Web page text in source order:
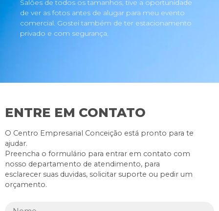
Salões de todos os tamanhos, tive a oportunidade
de ver as fotos antes de alugar para meu evento
comercial. Gostei também de ter estacionamento
privado e com segurança.
ENTRE EM CONTATO
O Centro Empresarial Conceição está pronto para te
ajudar.
Preencha o formulário para entrar em contato com
nosso departamento de atendimento, para
esclarecer suas duvidas, solicitar suporte ou pedir um
orçamento.